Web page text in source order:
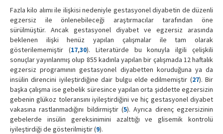
Fazla kilo alımı ile ilişkisi nedeniyle gestasyonel diyabetin de düzenli
egzersiz ile önlenebileceği araştırmacılar tarafından öne
sürülmüştür. Ancak gestasyonel diyabet ve egzersiz arasında
beklenen ilişki henüz yapılan çalışmalar ile tam olarak
gösterilememiştir (17,30). Literatürde bu konuyla ilgili çelişkili
sonuçlar yayınlanmış olup 855 kadınla yapılan bir çalışmada 12 haftalık
egzersiz programının gestasyonel diyabetten koruduğuna ya da
insülin direncini iyileştirdiğine dair bulgu elde edilmemiştir (27). Bir
başka çalışma ise gebelik süresince yapılan orta şiddette egzersizin
gebenin glükoz toleransını iyileştirdiğini ve hiç gestasyonel diyabet
vakasına rastlanmadığını bildirmiştir (5). Ayrıca direnç egzersizinin
gebelerde insülin gereksinimini azalttığı ve glisemik kontrolü
iyileştirdiği de gösterilmiştir (9).